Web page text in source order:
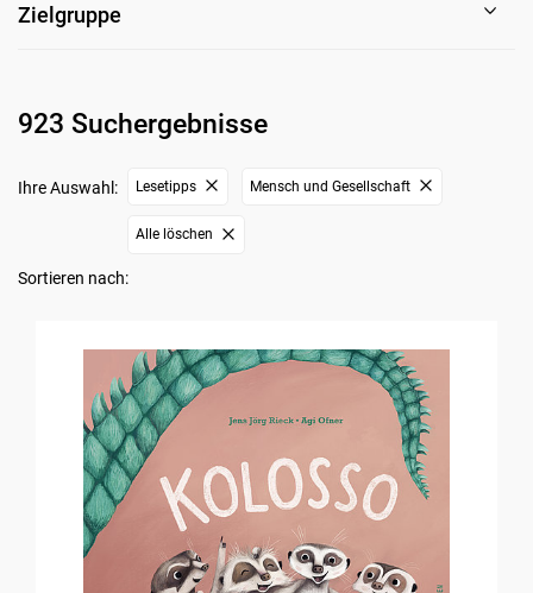
Zielgruppe
923 Suchergebnisse
Ihre Auswahl: Lesetipps Mensch und Gesellschaft
Alle löschen
Sortieren nach: